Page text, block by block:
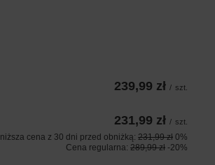
239,99 zł / szt.
231,99 zł / szt.
cena z 30 dni przed obniżką: 231,99 zł 0%
Cena regularna: 289,99 zł -20%